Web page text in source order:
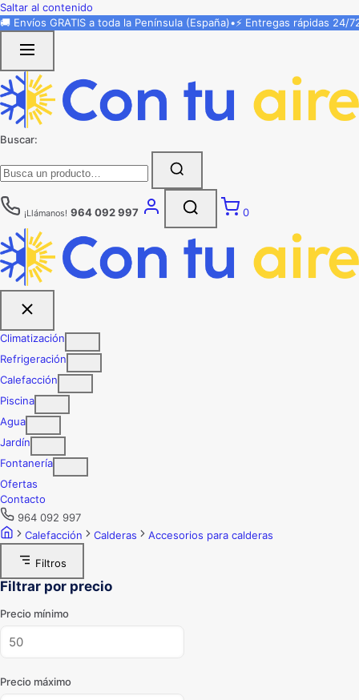
Saltar al contenido
🚚 Envíos GRATIS a toda la Península (España)•⚡ Entregas rápidas 24/
Buscar:
¡Llámanos! 964 092 997 0
Climatización
Refrigeración
Calefacción
Piscina
Agua
Jardín
Fontanería
Ofertas
Contacto
964 092 997
Calefacción
Calderas Accesorios para calderas
Filtros
Filtrar por precio
Precio mínimo
Precio máximo